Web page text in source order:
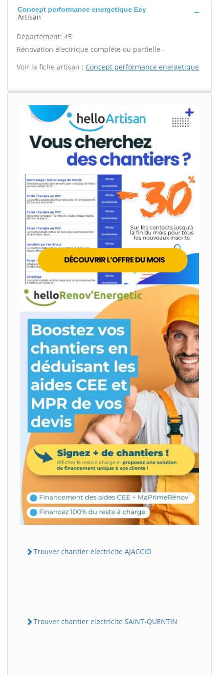
Concept performance energetique Ecy
Artisan
Département: 45
Rénovation électrique complète ou partielle -
Voir la fiche artisan : Concept performance energetique
Trouver chantier electricite AJACCIO
Trouver chantier electricite SAINT-QUENTIN